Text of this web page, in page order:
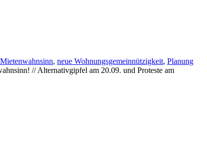
Mietenwahnsinn, neue Wohnungsgemeinnützigkeit, Planung
// Alternativgipfel am 20.09. und Proteste am